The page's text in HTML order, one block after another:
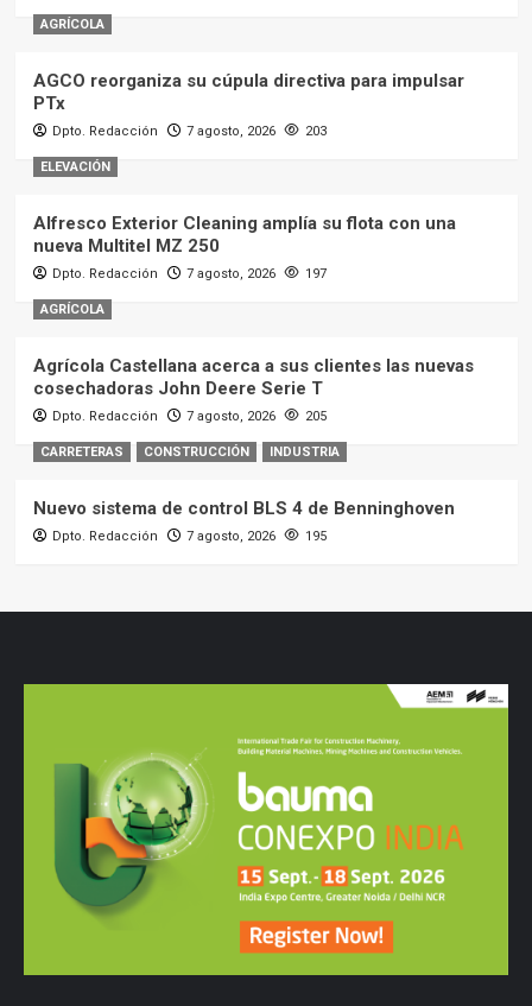
AGRÍCOLA
AGCO reorganiza su cúpula directiva para impulsar
PTx
Dpto. Redacción 7 agosto, 2026 203
ELEVACIÓN
Alfresco Exterior Cleaning amplía su flota con una
nueva Multitel MZ 250
Dpto. Redacción 7 agosto, 2026 197
AGRÍCOLA
Agrícola Castellana acerca a sus clientes las nuevas
cosechadoras John Deere Serie T
Dpto. Redacción 7 agosto, 2026 205
CARRETERAS CONSTRUCCIÓN INDUSTRIA
Nuevo sistema de control BLS 4 de Benninghoven
Dpto. Redacción 7 agosto, 2026 195